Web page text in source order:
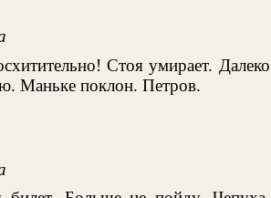
Стоя умирает. Далеко
Маньке поклон. Петров.